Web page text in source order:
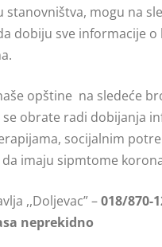
stanovništva, mogu na
dobiju sve informacije o
opštine na sledeće
se obrate radi dobijanja
socijalnim
imaju sipmtome
,,Dolјevac” –018/870-
neprekidno